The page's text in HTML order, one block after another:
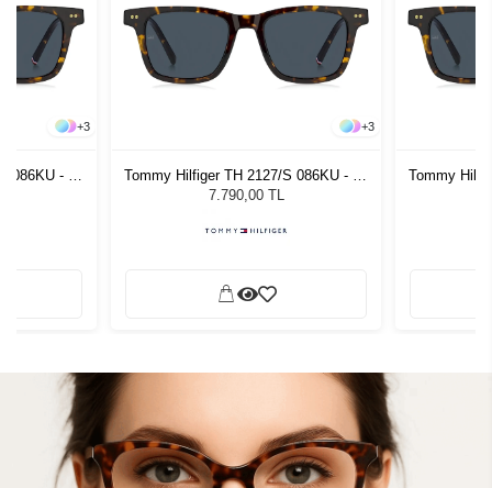
+3
086KU - 51
+3
Tommy Hilfiger TH 2127/S 086KU - 51
Unisex Güneş Gözlüğü
7.790,00 TL
Tommy